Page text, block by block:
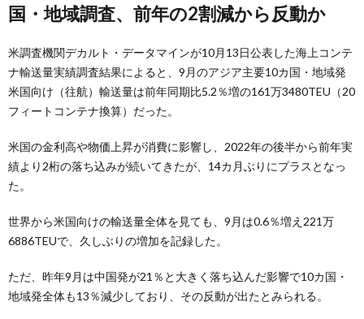
国・地域調査、前年の2割減から反動か
米調査機関デカルト・データマインが10月13日公表した海上コンテ
ナ輸送量実績調査結果によると、9月のアジア主要10カ国・地域発
米国向け（往航）輸送量は前年同期比5.2％増の161万3480TEU（20
フィートコンテナ換算）だった。
米国の金利高や物価上昇が消費に影響し、2022年の後半から前年実
績より2桁の落ち込みが続いてきたが、14カ月ぶりにプラスとなっ
た。
世界から米国向けの輸送量全体を見ても、9月は0.6％増え221万
6886TEUで、久しぶりの増加を記録した。
ただ、昨年9月は中国発が21％と大きく落ち込んだ影響で10カ国・
地域発全体も13％減少しており、その反動が出たとみられる。